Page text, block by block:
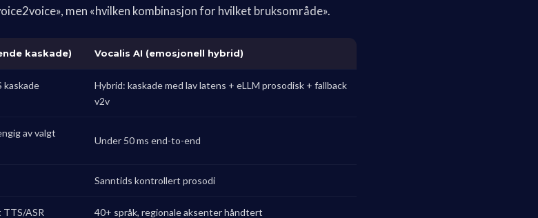
men «hvilken kombinasjon for hvilket bruksområde».
kaskade) Vocalis AI (emosjonell hybrid)
kaskade
Hybrid: kaskade med lav latens + eLLM prosodisk + fallback
v2v
av valgt
Under 50 ms end-to-end
Sanntids kontrollert prosodi
TTS/ASR 40+ språk, regionale aksenter håndtert